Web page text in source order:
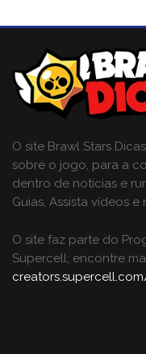
O site Brawl Stars
sobre o jogo, para a
dentro de notícias e
Guias, Assista vídeos e
O site faz parte do
Supercell; encontre